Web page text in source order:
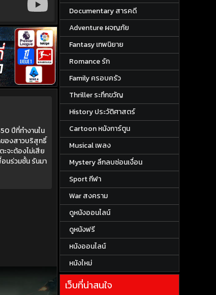
ปีที่ทำงานใน
ของสาวบริสุทธิ์
ะจะต้องไม่เสีย
นร่วมชั้น รันมา
Documentary สารคดี
Adventure ผจญภัย
Fantasy เทพนิยาย
Romance รัก
Family ครอบครัว
Thriller ระทึกขวัญ
History ประวัติศาสตร์
Cartoon หนังการ์ตูน
Musical เพลง
Mystery ลึกลบซ่อนเงื่อน
Sport กีฬา
War สงคราม
ดูหนังออนไลน์
ดูหนังฟรี
หนังออนไลน์
หนังใหม่
เว็บที่น่าสนใจ